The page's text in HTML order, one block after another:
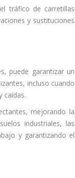
tráfico de carretillas
y sustituciones
puede garantizar un
incluso cuando
caídas.
mejorando la
industriales, las
y garantizando el